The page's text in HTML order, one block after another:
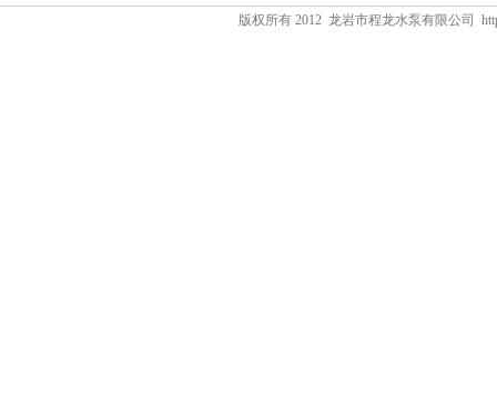
版权所有 2012 龙岩市程龙水泵有限公司